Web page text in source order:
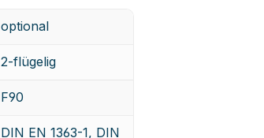
optional
2-flügelig
F90
DIN EN 1363-1, DIN